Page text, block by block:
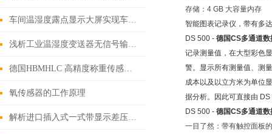
车间温湿度露点显示大屏实现车间环境温湿度动态监控
浅析工业温湿度变送器无信号输出的原因
德国HBMHLC 高精度称重传感器：工业级精确控制利器
氧传感器的工作原理
解析进口插入式一式带显示差压流量计的工作原理与特点
存储：4 GB 大容量内存
智能图表记录仪，带有多
DS 500 - 德国CS多通道数
记录测量值，在大型彩色
警。显示所有测量值、测
成本以及以立方米为单位
据分析。因此可直接由
DS 500 - 德国CS多通道数
一目了然：带有触控面板